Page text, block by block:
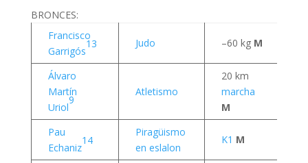
BRONCES:
Francisco
Garrigós
13 Judo –60 kg M
Álvaro
Martín
Uriol
9
Atletismo
20 km
marcha
M
Pau
Echaniz
14
Piragüismo
en eslalon
K1 M